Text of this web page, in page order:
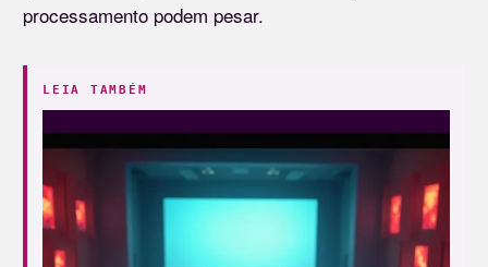
processamento podem pesar.
LEIA TAMBÉM